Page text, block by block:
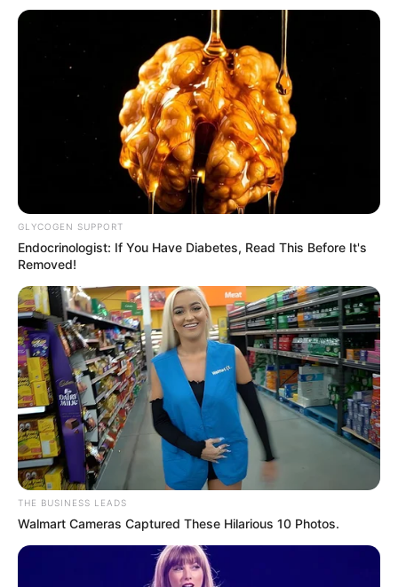
GLYCOGEN SUPPORT
Endocrinologist: If You Have Diabetes, Read This Before It's
Removed!
THE BUSINESS LEADS
Walmart Cameras Captured These Hilarious 10 Photos.